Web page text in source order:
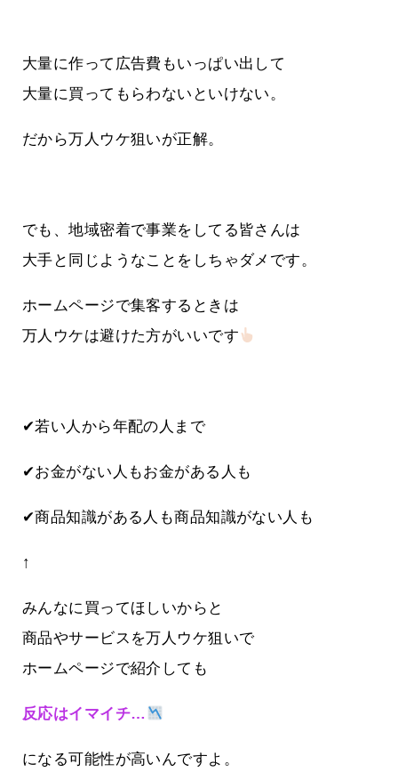
大量に作って広告費もいっぱい出して
大量に買ってもらわないといけない。
だから万人ウケ狙いが正解。
でも、地域密着で事業をしてる皆さんは
大手と同じようなことをしちゃダメです。
ホームページで集客するときは
万人ウケは避けた方がいいです
✔若い人から年配の人まで
✔お金がない人もお金がある人も
✔商品知識がある人も商品知識がない人も
↑
みんなに買ってほしいからと
商品やサービスを万人ウケ狙いで
ホームページで紹介しても
反応はイマイチ…
になる可能性が高いんですよ。